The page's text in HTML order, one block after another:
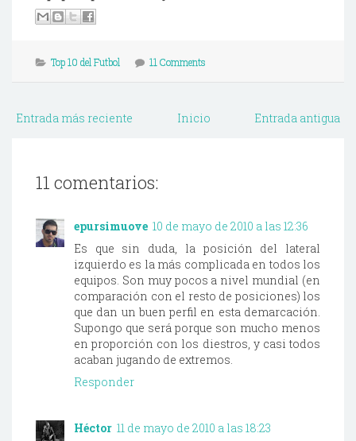
Top 10 del Futbol 11 Comments
Entrada más reciente Entrada antigua
Inicio
11 comentarios:
epursimuove 10 de mayo de 2010 a las 12:36
Es que sin duda, la posición del lateral
izquierdo es la más complicada en todos los
equipos. Son muy pocos a nivel mundial (en
comparación con el resto de posiciones) los
que dan un buen perfil en esta demarcación.
Supongo que será porque son mucho menos
en proporción con los diestros, y casi todos
acaban jugando de extremos.
Responder
Héctor 11 de mayo de 2010 a las 18:23